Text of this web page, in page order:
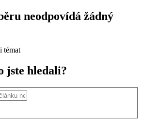
neodpovídá žádný
témat
jste hledali?